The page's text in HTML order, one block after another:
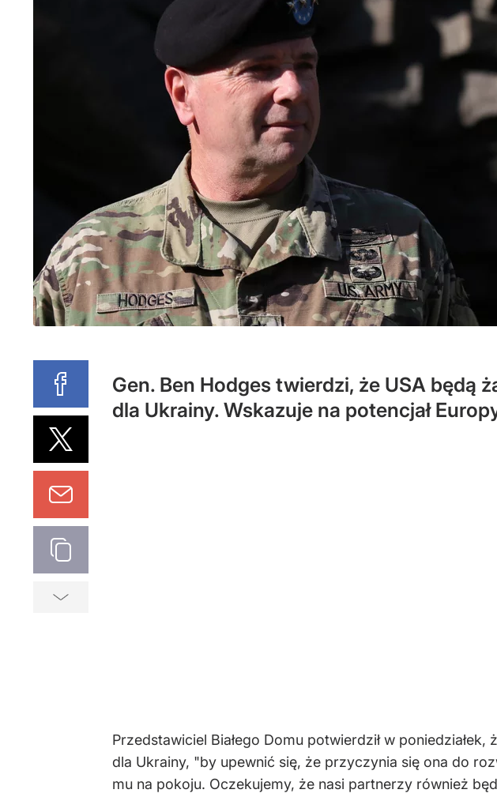
Gen. Ben Hodges twierdzi, że USA będą
dla Ukrainy. Wskazuje na potencjał
Przedstawiciel Białego Domu potwierdził w
dla Ukrainy, "by upewnić się, że przyczynia się ona do
mu na pokoju. Oczekujemy, że nasi partnerzy również